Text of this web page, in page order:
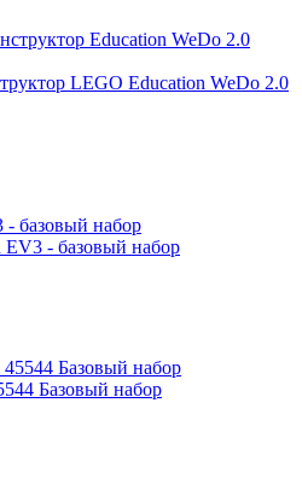
LEGO Education WeDo 2.0
- базовый набор
Базовый набор